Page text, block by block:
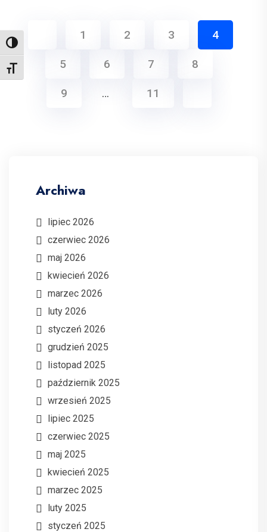
Toggle High Contrast
Toggle Font size
1 2 3 4
5 6 7 8
9 … 11
Archiwa
lipiec 2026
czerwiec 2026
maj 2026
kwiecień 2026
marzec 2026
luty 2026
styczeń 2026
grudzień 2025
listopad 2025
październik 2025
wrzesień 2025
lipiec 2025
czerwiec 2025
maj 2025
kwiecień 2025
marzec 2025
luty 2025
styczeń 2025